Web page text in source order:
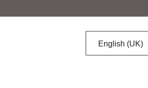
English (UK)